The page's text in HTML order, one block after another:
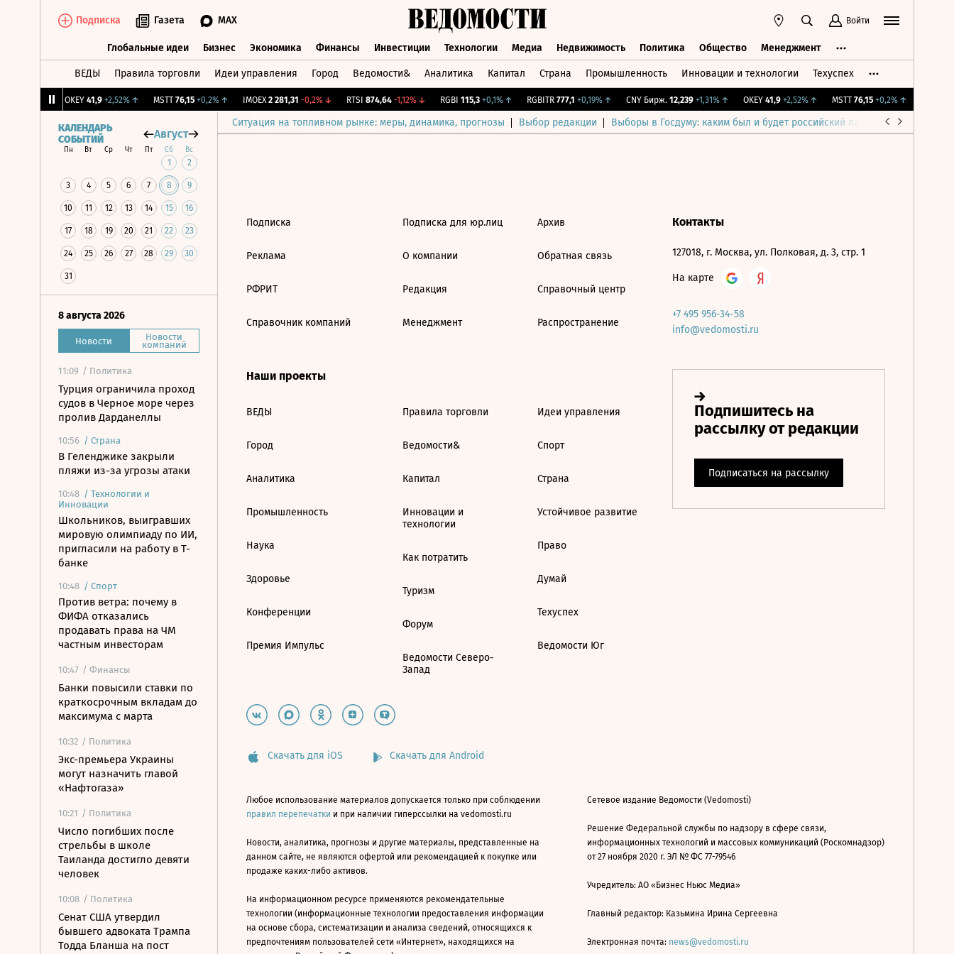
Подписка Газета MAX Войти
Глобальные идеи Бизнес Экономика Финансы Инвестиции Технологии Медиа Недвижимость Политика Общество Менеджмент
ВЕДЫ Правила торговли Идеи управления Город Ведомости& Аналитика Капитал Страна Промышленность Инновации и технологии Техуспех
OKEY 41,9 +2,52%↑ MSTT 76,15 +0,2%↑ IMOEX 2 281,31 -0,2%↓ RTSI 874,64 -1,12%↓ RGBI 115,3 +0,1%↑ RGBITR 777,1 +0,19%↑ CNY Бирж. 12,239 +1,31%↑ OKEY 41,9 +2,52%↑ MSTT 76,15 +0,2%↑
Ситуация на топливном рынке: меры, динамика, прогнозы Выбор редакции Выборы в Госдуму: каким был и будет российский парламент
КАЛЕНДАРЬ
СОБЫТИЙ
Август
Пн Вт Ср Чт Пт Сб Вс
1 2
3 4 5 6 7 8 9
10 11 12 13 14 15 16
17 18 19 20 21 22 23
24 25 26 27 28 29 30
31
8 августа 2026
Новости Новости
компаний
11:09 / Политика
Турция ограничила проход
судов в Черное море через
пролив Дарданеллы
10:56 / Страна
В Геленджике закрыли
пляжи из-за угрозы атаки
10:48 / Технологии и
Инновации
Школьников, выигравших
мировую олимпиаду по ИИ,
пригласили на работу в Т-
банке
10:48 / Спорт
Против ветра: почему в
ФИФА отказались
продавать права на ЧМ
частным инвесторам
10:47 / Финансы
Банки повысили ставки по
краткосрочным вкладам до
максимума с марта
10:32 / Политика
Экс-премьера Украины
могут назначить главой
«Нафтогаза»
10:21 / Политика
Число погибших после
стрельбы в школе
Таиланда достигло девяти
человек
10:08 / Политика
Сенат США утвердил
бывшего адвоката Трампа
Тодда Бланша на пост
Подписка
Реклама
РФРИТ
Справочник компаний
Подписка для юр.лиц
О компании
Редакция
Менеджмент
Архив
Обратная связь
Справочный центр
Распространение
Наши проекты
ВЕДЫ
Город
Аналитика
Промышленность
Наука
Здоровье
Конференции
Премия Импульс
Правила торговли
Ведомости&
Капитал
Инновации и
технологии
Как потратить
Туризм
Форум
Ведомости Северо-
Запад
Идеи управления
Спорт
Страна
Устойчивое развитие
Право
Думай
Техуспех
Ведомости Юг
Контакты
127018, г. Москва, ул. Полковая, д. 3, стр. 1
На карте
+7 495 956-34-58
info@vedomosti.ru
Скачать для iOS Скачать для Android
Любое использование материалов допускается только при соблюдении
правил перепечатки и при наличии гиперссылки на vedomosti.ru
Новости, аналитика, прогнозы и другие материалы, представленные на
данном сайте, не являются офертой или рекомендацией к покупке или
продаже каких-либо активов.
На информационном ресурсе применяются рекомендательные
технологии (информационные технологии предоставления информации
на основе сбора, систематизации и анализа сведений, относящихся к
предпочтениям пользователей сети «Интернет», находящихся на
Сетевое издание Ведомости (Vedomosti)
Решение Федеральной службы по надзору в сфере связи,
информационных технологий и массовых коммуникаций (Роскомнадзор)
от 27 ноября 2020 г. ЭЛ № ФС 77-79546
Учредитель: АО «Бизнес Ньюс Медиа»
Главный редактор: Казьмина Ирина Сергеевна
Электронная почта: news@vedomosti.ru